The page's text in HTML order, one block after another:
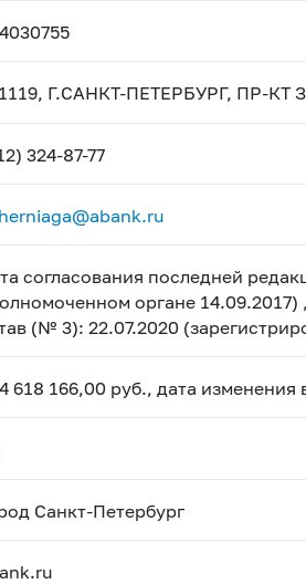
Г.САНКТ-ПЕТЕРБУРГ, ПР-
324-87-77
согласования последней
органе 14.09.2017)
(№ 3): 22.07.2020
618 166,00 руб., дата изменения
Санкт-Петербург